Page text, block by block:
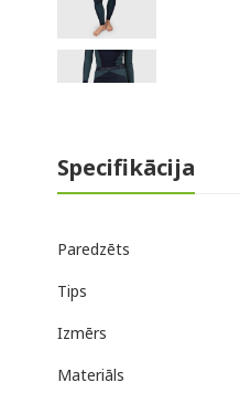
Specifikācija
Paredzēts
Tips
Izmērs
Materiāls